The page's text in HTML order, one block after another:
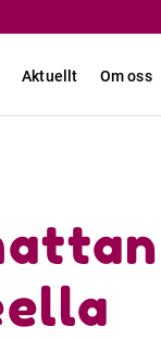
Aktuellt Om oss